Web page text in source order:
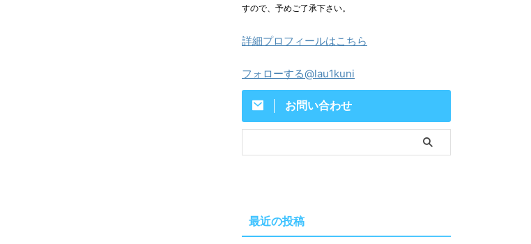
すので、予めご了承下さい。
詳細プロフィールはこちら
フォローする@lau1kuni
お問い合わせ
最近の投稿